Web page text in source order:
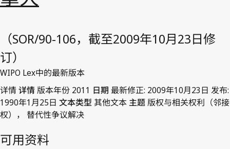
（SOR/90-106，截至2009年10月23日修
订）
WIPO Lex中的最新版本
详情详情版本年份 2011 日期 最新修正: 2009年10月23日 发布:
1990年1月25日 文本类型其他文本 主题版权与相关权利（邻接
权）， 替代性争议解决
可用资料